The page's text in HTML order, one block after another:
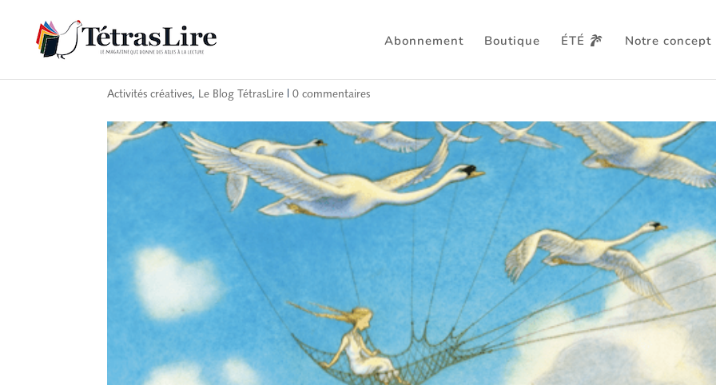
Abonnement Boutique ÉTÉ Notre concept
Fête des mères : la voyageuse
Activités créatives, Le Blog TétrasLire |0 commentaires